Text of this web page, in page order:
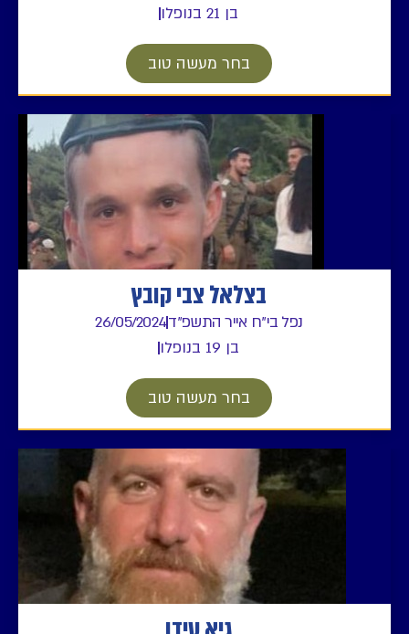
בן 21 בנופלו
בחר מעשה טוב
בצלאל צבי קובץ
נפל בי"ח אייר התשפ"ד26/05/2024
בן 19 בנופלו
בחר מעשה טוב